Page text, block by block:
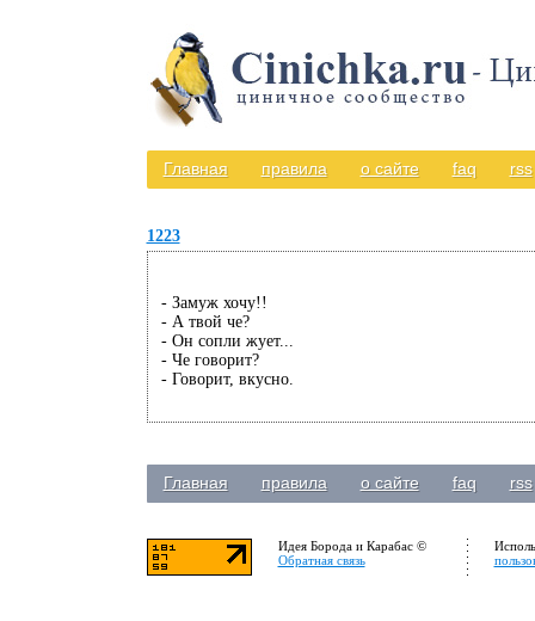
Главная правила о сайте faq rss
1223
- Замуж хочу!!
- А твой че?
- Он сопли жует...
- Че говорит?
- Говорит, вкусно.
Главная правила о сайте faq rss
Идея Борода и Карабас ©
Обратная связь